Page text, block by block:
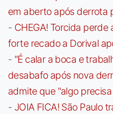
em aberto após derrota
- CHEGA! Torcida
forte recado a Dorival
- "É calar a boca e
desabafo após nova
admite que "algo
- JOIA FICA! São Paulo